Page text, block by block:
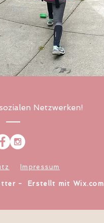
Netzwerken!
Impressum
- Erstellt mit Wix.com